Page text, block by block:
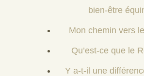
bien-être
Mon chemin vers
Qu’est-ce que le
Y a-t-il une